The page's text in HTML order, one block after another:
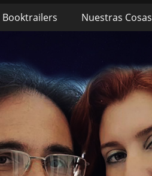
Booktrailers Nuestras Cosas